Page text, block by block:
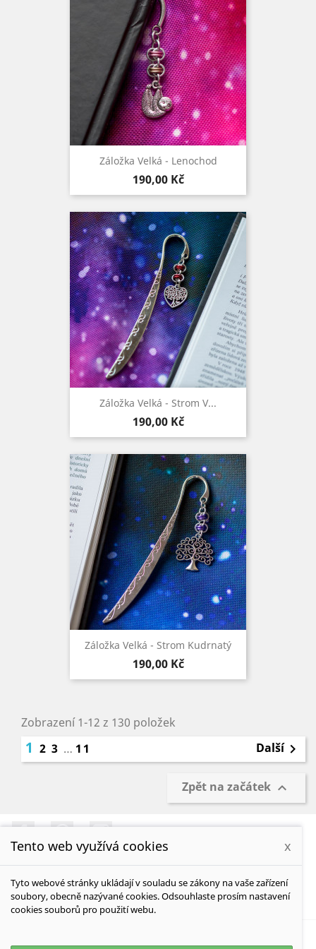
Záložka Velká - Lenochod
Cena
190,00 Kč
Záložka Velká - Strom V...
Cena
190,00 Kč
Záložka Velká - Strom Kudrnatý
Cena
190,00 Kč
Zobrazení 1-12 z 130 položek
1 2 3 … 11 Další
Zpět na začátek 
FacebookPinterestInstagram
INFORMACE 
Tento web využívá cookies x
Tyto webové stránky ukládají v souladu se zákony na vaše zařízení
soubory, obecně nazývané cookies. Odsouhlaste prosím nastavení
cookies souborů pro použití webu.